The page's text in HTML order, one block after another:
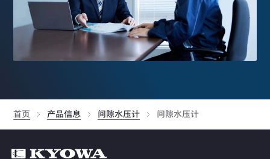
首页 产品信息 间隙水压计 间隙水压计